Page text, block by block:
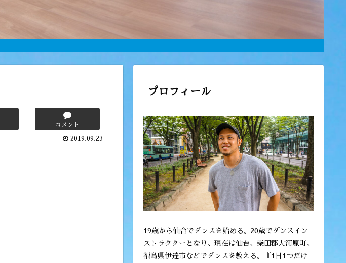
コメント
2019.09.23
プロフィール
19歳から仙台でダンスを始める。20歳でダンスイン
ストラクターとなり、現在は仙台、柴田郡大河原町、
福島県伊達市などでダンスを教える。『1日1つだけ